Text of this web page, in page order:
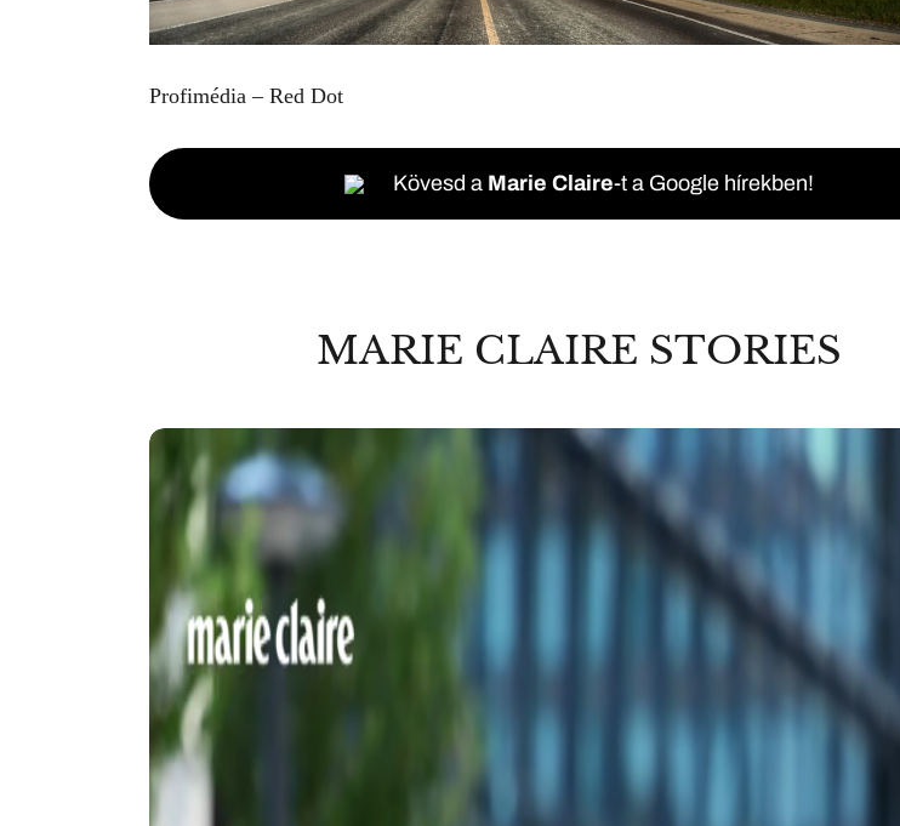
Profimédia – Red Dot
Kövesd a Marie Claire-t a Google hírekben!
MARIE CLAIRE STORIES